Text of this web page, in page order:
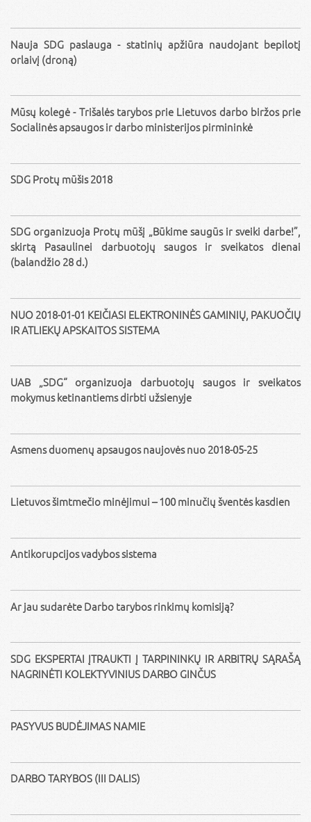
Nauja SDG paslauga - statinių apžiūra naudojant bepilotį
orlaivį (droną)
Mūsų kolegė - Trišalės tarybos prie Lietuvos darbo biržos prie
Socialinės apsaugos ir darbo ministerijos pirmininkė
SDG Protų mūšis 2018
SDG organizuoja Protų mūšį „Būkime saugūs ir sveiki darbe!”,
skirtą Pasaulinei darbuotojų saugos ir sveikatos dienai
(balandžio 28 d.)
NUO 2018-01-01 KEIČIASI ELEKTRONINĖS GAMINIŲ, PAKUOČIŲ
IR ATLIEKŲ APSKAITOS SISTEMA
UAB „SDG“ organizuoja darbuotojų saugos ir sveikatos
mokymus ketinantiems dirbti užsienyje
Asmens duomenų apsaugos naujovės nuo 2018-05-25
Lietuvos šimtmečio minėjimui – 100 minučių šventės kasdien
Antikorupcijos vadybos sistema
Ar jau sudarėte Darbo tarybos rinkimų komisiją?
SDG EKSPERTAI ĮTRAUKTI Į TARPININKŲ IR ARBITRŲ SĄRAŠĄ
NAGRINĖTI KOLEKTYVINIUS DARBO GINČUS
PASYVUS BUDĖJIMAS NAMIE
DARBO TARYBOS (III DALIS)